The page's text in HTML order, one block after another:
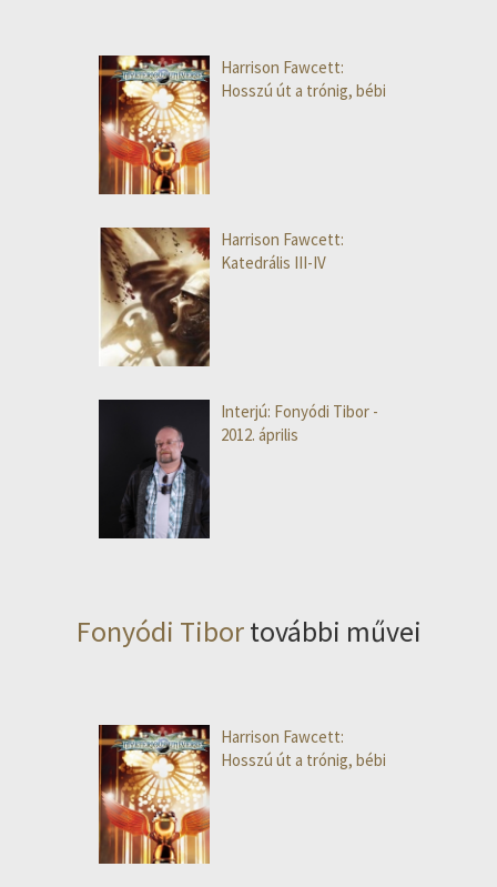
Harrison Fawcett:
Hosszú út a trónig, bébi
Harrison Fawcett:
Katedrális III-IV
Interjú: Fonyódi Tibor -
2012. április
Fonyódi Tibortovábbi művei
Harrison Fawcett:
Hosszú út a trónig, bébi